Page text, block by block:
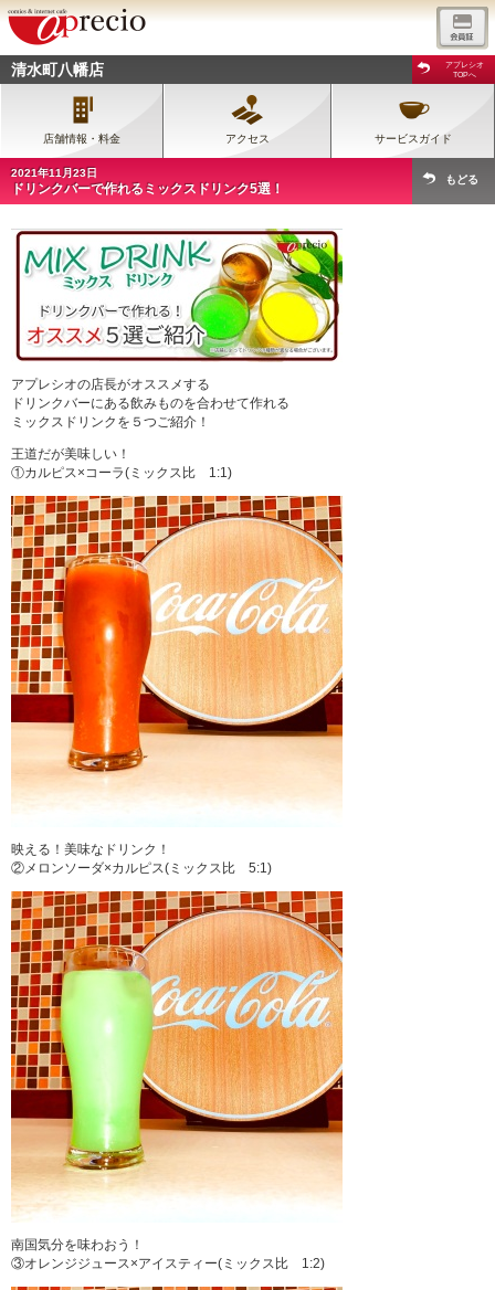
清水町八幡店
アプレシオ
TOPへ
店舗情報・料金 アクセス サービスガイド
2021年11月23日
ドリンクバーで作れるミックスドリンク5選！
もどる
アプレシオの店長がオススメする
ドリンクバーにある飲みものを合わせて作れる
ミックスドリンクを５つご紹介！
王道だが美味しい！
①カルピス×コーラ(ミックス比 1:1)
映える！美味なドリンク！
②メロンソーダ×カルピス(ミックス比 5:1)
南国気分を味わおう！
③オレンジジュース×アイスティー(ミックス比 1:2)